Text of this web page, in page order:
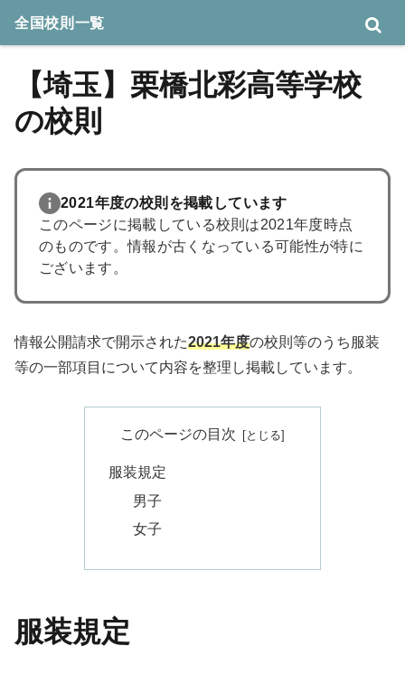
【埼玉】栗橋北彩高等学校
の校則
2021年度の校則を掲載しています
このページに掲載している校則は2021年度時点
のものです。情報が古くなっている可能性が特に
ございます。
情報公開請求で開示された2021年度の校則等のうち服装
等の一部項目について内容を整理し掲載しています。
このページの目次
服装規定
男子
女子
服装規定
全国校則一覧